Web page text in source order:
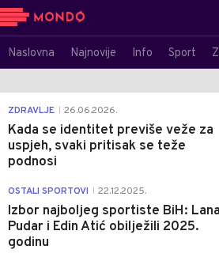
Naslovna Najnovije Info Sport
ZDRAVLJE 26.06.2026.
Kada se identitet previše veže za
uspjeh, svaki pritisak se teže
podnosi
OSTALI SPORTOVI 22.12.2025.
Izbor najboljeg sportiste BiH: Lana
Pudar i Edin Atić obilježili 2025.
godinu